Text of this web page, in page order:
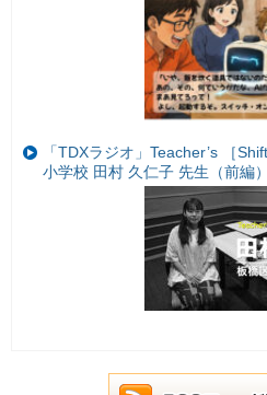
「TDXラジオ」Teacher’s ［
小学校 田村 久仁子 先生（前編